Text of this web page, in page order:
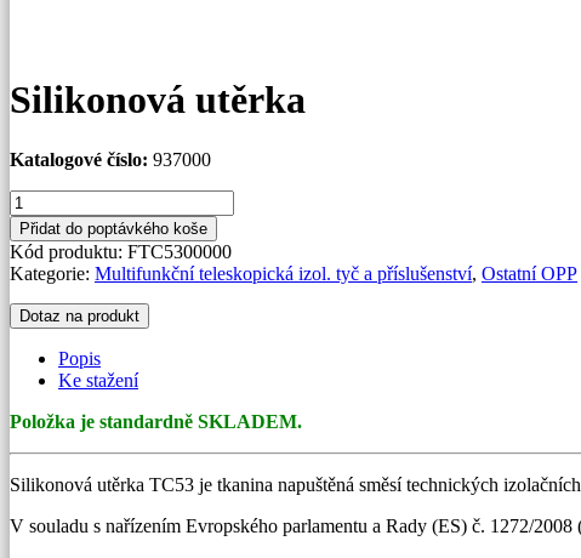
Silikonová utěrka
Katalogové číslo: 937000
Silikonová
utěrka
množství
Přidat do poptávkého koše
Kód produktu: FTC5300000
Kategorie: Multifunkční teleskopická izol. tyč a příslušenství, Ostatní OPP
Dotaz na produkt
Popis
Ke stažení
Položka je standardně SKLADEM.
Silikonová utěrka TC53 je tkanina napuštěná směsí technických
V souladu s nařízením Evropského parlamentu a Rady (ES) č. 1272/2008